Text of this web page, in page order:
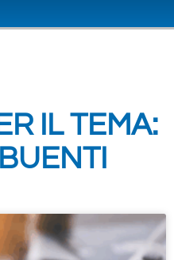
IL TEMA: